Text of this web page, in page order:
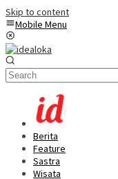
Skip to content
Mobile Menu
Berita
Feature
Sastra
Wisata